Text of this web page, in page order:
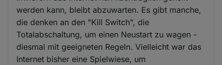
werden kann, bleibt abzuwarten. Es gibt manche,
die denken an den "Kill Switch", die
Totalabschaltung, um einen Neustart zu wagen -
diesmal mit geeigneten Regeln. Vielleicht war das
Internet bisher eine Spielwiese, um